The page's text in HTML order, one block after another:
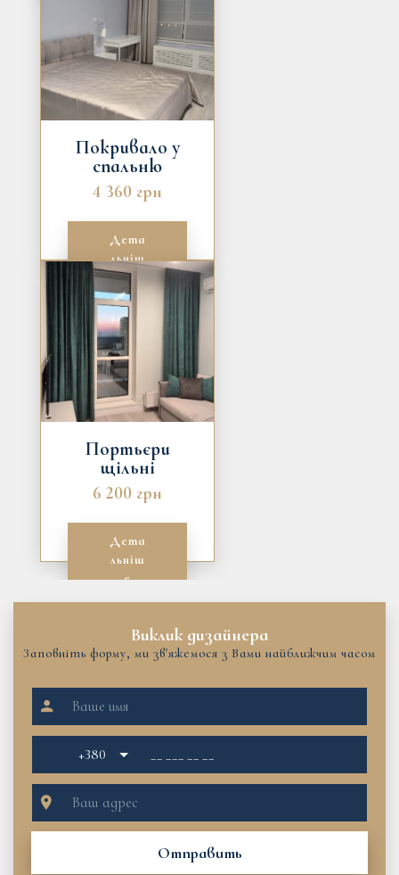
Покривало у
спальню
4 360 грн
Дета
льніш
е
Портьєри
щільні
6 200 грн
Дета
льніш
е
Виклик дизайнера
Заповніть форму, ми зв'яжемося з Вами найближчим часом
+380
Отправить